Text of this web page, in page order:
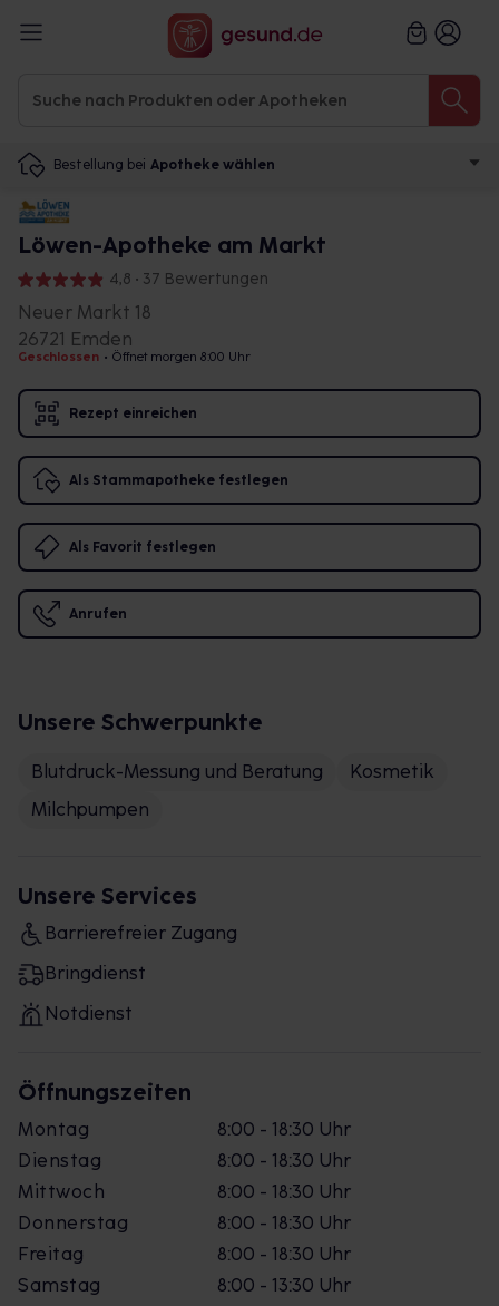
Bestellung bei Apotheke wählen
Löwen-Apotheke am Markt
4,8 • 37 Bewertungen
Neuer Markt 18
26721 Emden
Geschlossen • Öffnet morgen 8:00 Uhr
Rezept einreichen
Als Stammapotheke festlegen
Als Favorit festlegen
Anrufen
Unsere Schwerpunkte
Blutdruck-Messung und Beratung
Kosmetik
Milchpumpen
Unsere Services
Barrierefreier Zugang
Bringdienst
Notdienst
Öffnungszeiten
Montag
8:00 - 18:30 Uhr
Dienstag
8:00 - 18:30 Uhr
Mittwoch
8:00 - 18:30 Uhr
Donnerstag
8:00 - 18:30 Uhr
Freitag
8:00 - 18:30 Uhr
Samstag
8:00 - 13:30 Uhr